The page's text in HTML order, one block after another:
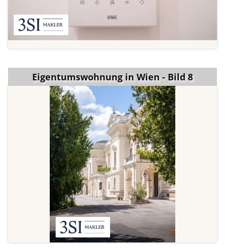
Eigentumswohnung in Wien - Bild 8